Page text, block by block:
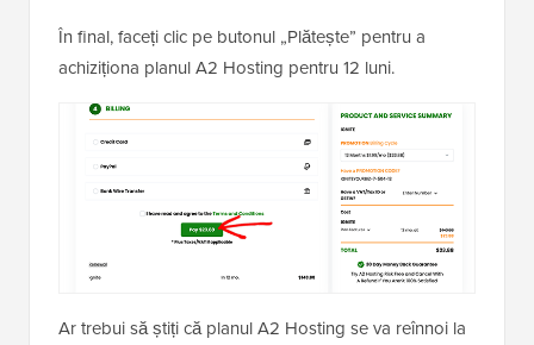
În final, faceți clic pe butonul „Plătește” pentru a
achiziționa planul A2 Hosting pentru 12 luni.
Ar trebui să știți că planul A2 Hosting se va reînnoi la